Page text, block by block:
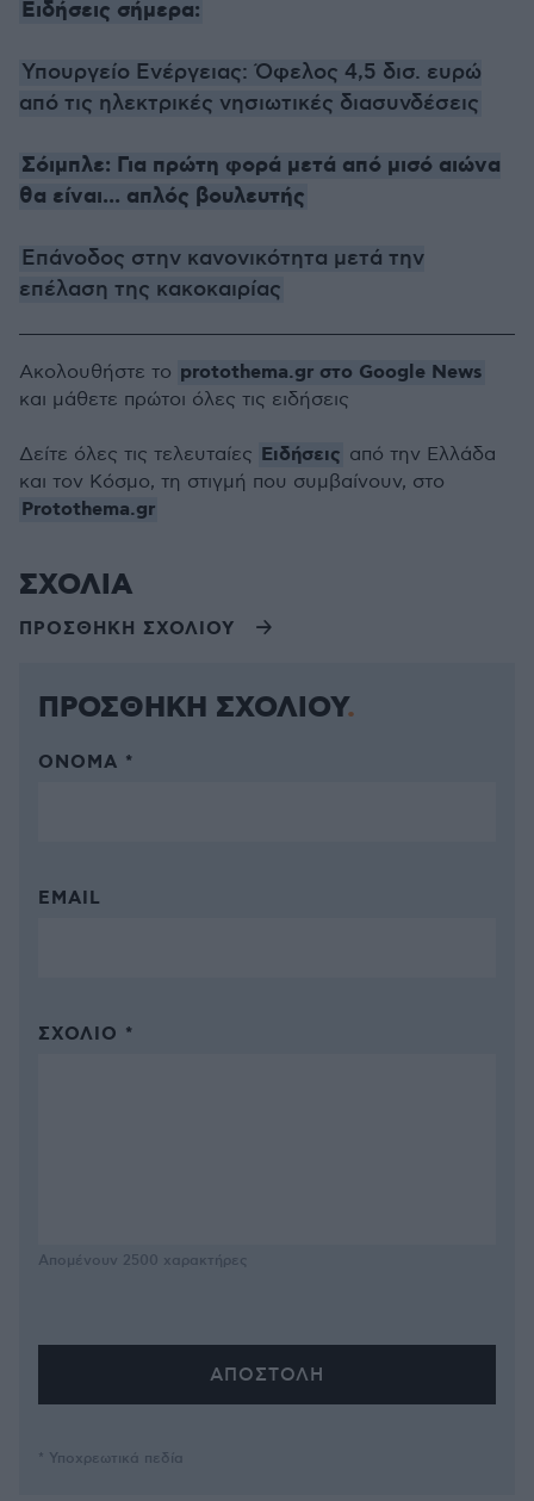
Ειδήσεις σήμερα:
Υπουργείο Ενέργειας: Όφελος 4,5 δισ. ευρώ
από τις ηλεκτρικές νησιωτικές διασυνδέσεις
Σόιμπλε: Για πρώτη φορά μετά από μισό αιώνα
θα είναι... απλός βουλευτής
Επάνοδος στην κανονικότητα μετά την
επέλαση της κακοκαιρίας
Ακολουθήστε το protothema.gr στο Google News
και μάθετε πρώτοι όλες τις ειδήσεις
Δείτε όλες τις τελευταίες Ειδήσεις από την Ελλάδα
και τον Κόσμο, τη στιγμή που συμβαίνουν, στο
Protothema.gr
ΣΧΟΛΙΑ
ΠΡΟΣΘΗΚΗ ΣΧΟΛΙΟΥ
ΠΡΟΣΘΗΚΗ ΣΧΟΛΙΟΥ
ΌΝΟΜΑ *
EMAIL
ΣΧΌΛΙΟ *
Απομένουν 2500 χαρακτήρες
* Υποχρεωτικά πεδία